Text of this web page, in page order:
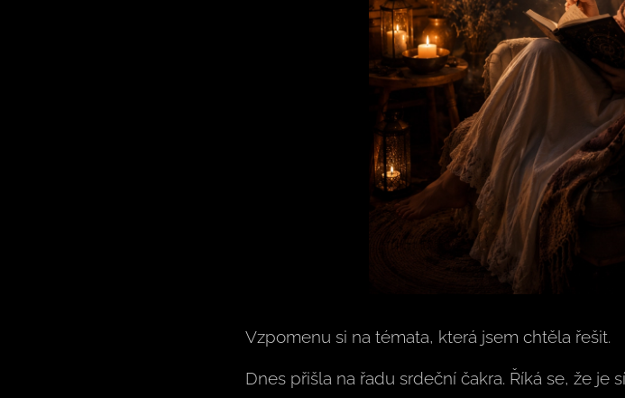
Vzpomenu si na témata, která jsem chtěla řešit.
Dnes přišla na řadu srdeční čakra. Říká se, že je